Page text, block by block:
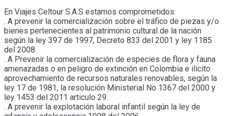
En Viajes Celtour S.A.S estamos comprometidos:
. A prevenir la comercialización sobre el tráfico de piezas y/o
bienes pertenecientes al patrimonio cultural de la nación
según la ley 397 de 1997, Decreto 833 del 2001 y ley 1185
del 2008.
. A Prevenir la comercialización de especies de flora y fauna
amenazadas o en peligro de extinción en Colombia e ilícito
aprovechamiento de recursos naturales renovables, según la
ley 17 de 1981, la resolución Ministerial No 1367 del 2000 y
ley 1453 del 2011 articulo 29.
. A prevenir la explotación laboral infantil según la ley de